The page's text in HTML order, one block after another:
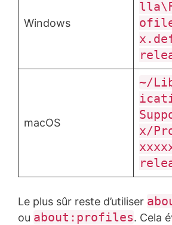
Windows
macOS
~/
x/
Le plus sûr reste d’utiliser
ou about:profiles. Cela